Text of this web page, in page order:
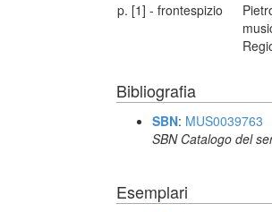
p. [1] - frontespizio
Bibliografia
SBN: MUS0039763
SBN Catalogo del
Esemplari